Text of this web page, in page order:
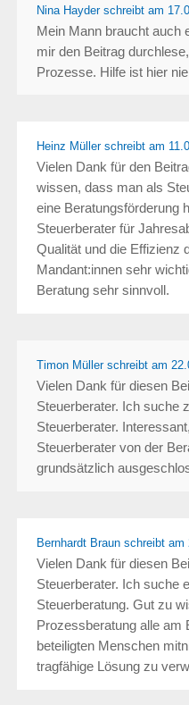
Nina Hayder schreibt am
Mein Mann braucht auch
mir den Beitrag
Prozesse. Hilfe ist hier
Heinz Müller schreibt am
Vielen Dank für den
wissen, dass man als
eine Beratungsförderung
Steuerberater für
Qualität und die Effizienz
Mandant:innen sehr
Beratung sehr sinnvoll.
Timon Müller schreibt am
Vielen Dank für diesen
Steuerberater. Ich suche
Steuerberater.
Steuerberater von der
grundsätzlich
Bernhardt Braun schreibt am
Vielen Dank für diesen
Steuerberater. Ich suche
Steuerberatung. Gut zu
Prozessberatung alle am
beteiligten Menschen
tragfähige Lösung zu